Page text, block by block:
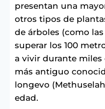
presentan una
otros tipos de
de árboles (como
superar los 100
a vivir durante miles
más antiguo
longevo
edad.